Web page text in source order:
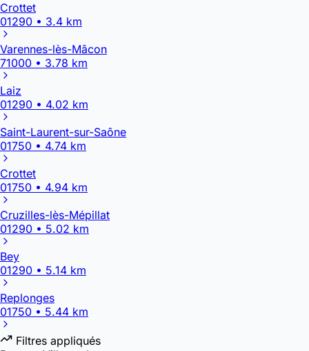
Crottet
01290 • 3.4 km
Varennes-lès-Mâcon
71000 • 3.78 km
Laiz
01290 • 4.02 km
Saint-Laurent-sur-Saône
01750 • 4.74 km
Crottet
01750 • 4.94 km
Cruzilles-lès-Mépillat
01290 • 5.02 km
Bey
01290 • 5.14 km
Replonges
01750 • 5.44 km
Filtres appliqués